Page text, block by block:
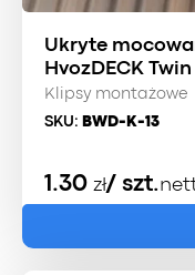
Ukryte
HvozDECK Twin
Klipsy montażowe
SKU: BWD-K-13
1.30 zł/ szt.